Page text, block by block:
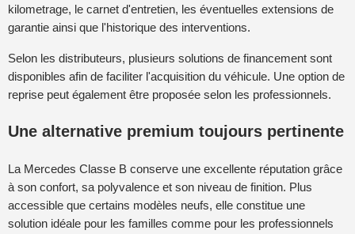
kilometrage, le carnet d'entretien, les éventuelles extensions de
garantie ainsi que l'historique des interventions.
Selon les distributeurs, plusieurs solutions de financement sont
disponibles afin de faciliter l'acquisition du véhicule. Une option de
reprise peut également être proposée selon les professionnels.
Une alternative premium toujours pertinente
La Mercedes Classe B conserve une excellente réputation grâce
à son confort, sa polyvalence et son niveau de finition. Plus
accessible que certains modèles neufs, elle constitue une
solution idéale pour les familles comme pour les professionnels